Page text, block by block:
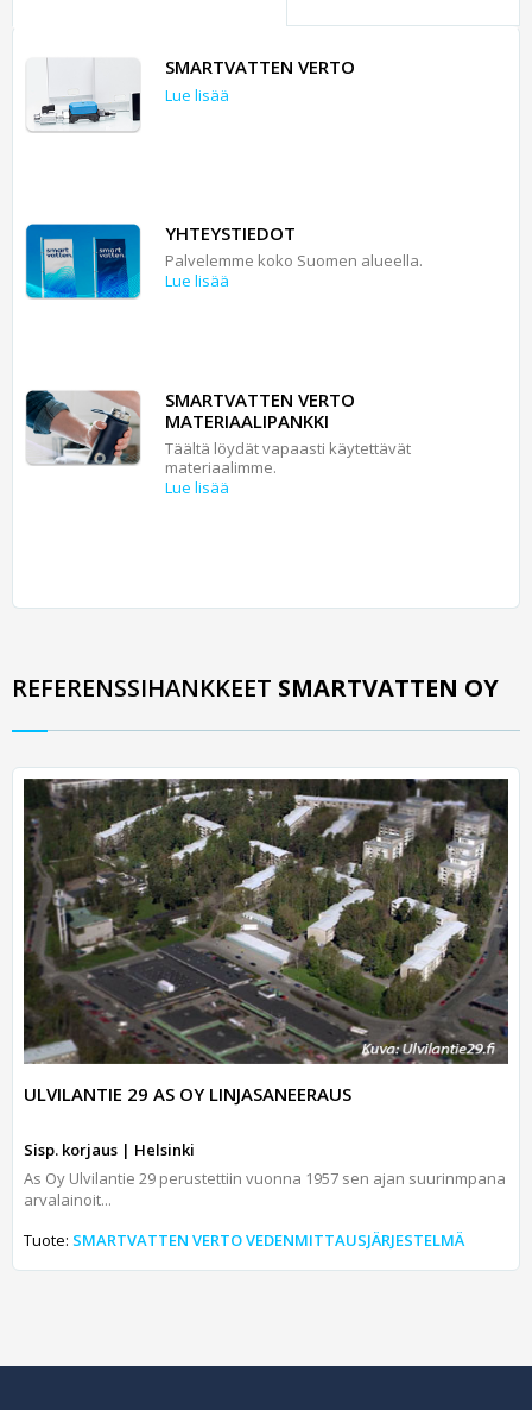
SMARTVATTEN VERTO
Lue lisää
YHTEYSTIEDOT
Palvelemme koko Suomen alueella.
Lue lisää
SMARTVATTEN VERTO
MATERIAALIPANKKI
Täältä löydät vapaasti käytettävät
materiaalimme.
Lue lisää
REFERENSSIHANKKEET SMARTVATTEN OY
ULVILANTIE 29 AS OY LINJASANEERAUS
Sisp. korjaus | Helsinki
As Oy Ulvilantie 29 perustettiin vuonna 1957 sen ajan suurinmpana
arvalainoit...
Tuote: SMARTVATTEN VERTO VEDENMITTAUSJÄRJESTELMÄ